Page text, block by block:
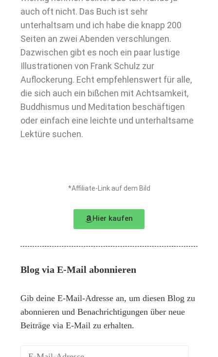
auch oft nicht. Das Buch ist sehr
unterhaltsam und ich habe die knapp 200
Seiten an zwei Abenden verschlungen.
Dazwischen gibt es noch ein paar lustige
Illustrationen von Frank Schulz zur
Auflockerung. Echt empfehlenswert für alle,
die sich auch ein bißchen mit Achtsamkeit,
Buddhismus und Meditation beschäftigen
oder einfach eine leichte und unterhaltsame
Lektüre suchen.
*Affiliate-Link auf dem Bild
Hier kaufen
Blog via E-Mail abonnieren
Gib deine E-Mail-Adresse an, um diesen Blog zu
abonnieren und Benachrichtigungen über neue
Beiträge via E-Mail zu erhalten.